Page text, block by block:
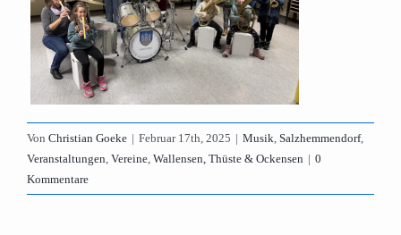
Von Christian Goeke | Februar 17th, 2025 | Musik, Salzhemmendorf,
Veranstaltungen, Vereine, Wallensen, Thüste & Ockensen | 0
Kommentare